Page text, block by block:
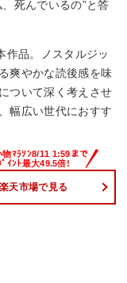
死んでいるの”と答
作品。ノスタルジッ
爽やかな読後感を味
ついて深く考えさせ
幅広い世代におすす
楽天市場で見る